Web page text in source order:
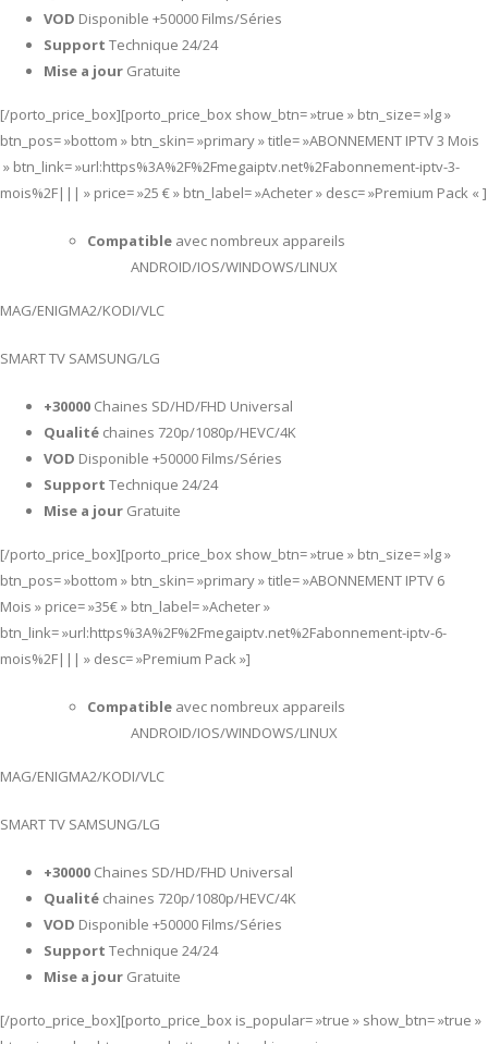
VOD Disponible +50000 Films/Séries
Support Technique 24/24
Mise a jour Gratuite
[/porto_price_box][porto_price_box show_btn= »true » btn_size= »lg »
btn_pos= »bottom » btn_skin= »primary » title= »ABONNEMENT IPTV 3 Mois
» btn_link= »url:https%3A%2F%2Fmegaiptv.net%2Fabonnement-iptv-3-
mois%2F||| » price= »25 € » btn_label= »Acheter » desc= »Premium Pack « ]
Compatible avec nombreux appareils
ANDROID/IOS/WINDOWS/LINUX
MAG/ENIGMA2/KODI/VLC
SMART TV SAMSUNG/LG
+30000 Chaines SD/HD/FHD Universal
Qualité chaines 720p/1080p/HEVC/4K
VOD Disponible +50000 Films/Séries
Support Technique 24/24
Mise a jour Gratuite
[/porto_price_box][porto_price_box show_btn= »true » btn_size= »lg »
btn_pos= »bottom » btn_skin= »primary » title= »ABONNEMENT IPTV 6
Mois » price= »35€ » btn_label= »Acheter »
btn_link= »url:https%3A%2F%2Fmegaiptv.net%2Fabonnement-iptv-6-
mois%2F||| » desc= »Premium Pack »]
Compatible avec nombreux appareils
ANDROID/IOS/WINDOWS/LINUX
MAG/ENIGMA2/KODI/VLC
SMART TV SAMSUNG/LG
+30000 Chaines SD/HD/FHD Universal
Qualité chaines 720p/1080p/HEVC/4K
VOD Disponible +50000 Films/Séries
Support Technique 24/24
Mise a jour Gratuite
[/porto_price_box][porto_price_box is_popular= »true » show_btn= »true »